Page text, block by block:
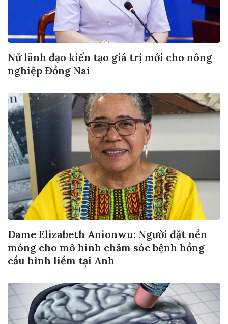
Nữ lãnh đạo kiến tạo giá trị mới cho nông
nghiệp Đồng Nai
Dame Elizabeth Anionwu: Người đặt nền
móng cho mô hình chăm sóc bệnh hồng
cầu hình liềm tại Anh